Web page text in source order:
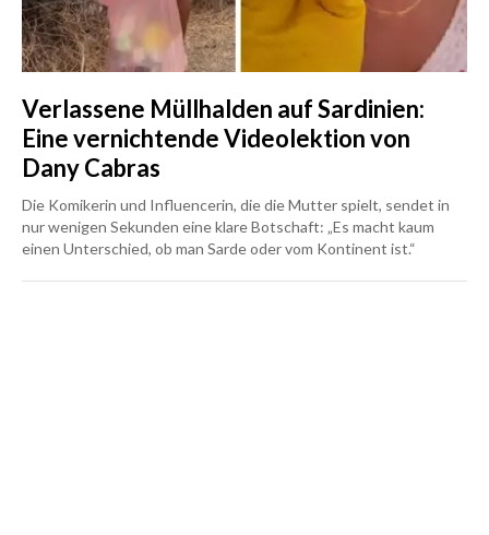
Verlassene Müllhalden auf Sardinien:
Eine vernichtende Videolektion von
Dany Cabras
Die Komikerin und Influencerin, die die Mutter spielt, sendet in
nur wenigen Sekunden eine klare Botschaft: „Es macht kaum
einen Unterschied, ob man Sarde oder vom Kontinent ist.“